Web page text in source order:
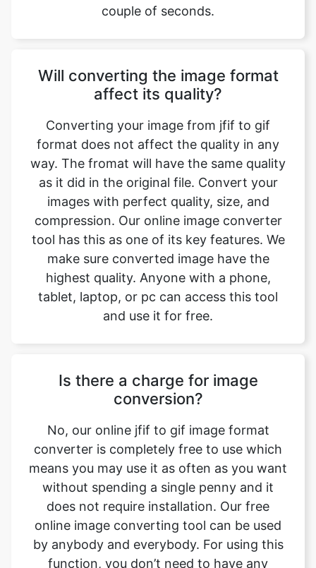
Will converting the image format
format does not affect the quality in any
way. The fromat will have the same quality
as it did in the original file. Convert your
images with perfect quality, size, and
compression. Our online image converter
tool has this as one of its key features. We
make sure converted image have the
highest quality. Anyone with a phone,
tablet, laptop, or pc can access this tool
and use it for free.
Is there a charge for image
converter is completely free to use which
means you may use it as often as you want
without spending a single penny and it
does not require installation. Our free
online image converting tool can be used
by anybody and everybody. For using this
function, you don’t need to have any
technical knowledge at all. Our image
converter is completely free and online,
This tool is easy to use you just have to